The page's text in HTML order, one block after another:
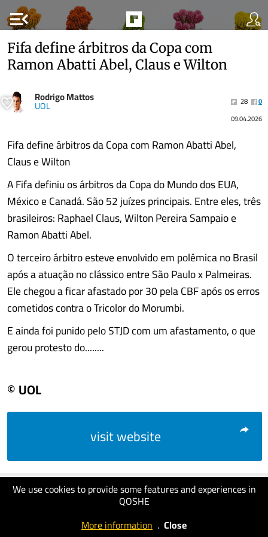
menu_open
We use cookies to provide some features and experiences in
QOSHE
More information . Close
Fifa define árbitros da Copa com
Ramon Abatti Abel, Claus e Wilton
Rodrigo Mattos
UOL 28
0
09.04.2026
Fifa define árbitros da Copa com Ramon Abatti Abel,
Claus e Wilton
A Fifa definiu os árbitros da Copa do Mundo dos EUA,
México e Canadá. São 52 juízes principais. Entre eles, três
brasileiros: Raphael Claus, Wilton Pereira Sampaio e
Ramon Abatti Abel.
O terceiro árbitro esteve envolvido em polêmica no Brasil
após a atuação no clássico entre São Paulo x Palmeiras.
Ele chegou a ficar afastado por 30 pela CBF após os erros
cometidos contra o Tricolor do Morumbi.
E ainda foi punido pelo STJD com um afastamento, o que
gerou protesto do........
© UOL
visit website